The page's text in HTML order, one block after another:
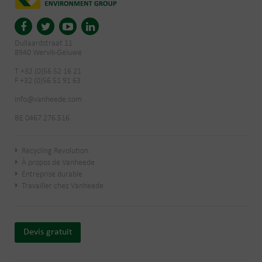
Dullaardstraat 11
8940 Wervik-Geluwe
T +32 (0)56 52 16 21
F +32 (0)56 51 91 63
info@vanheede.com
BE 0467.276.516
Recycling Revolution
À propos de Vanheede
Entreprise durable
Travailler chez Vanheede
Devis gratuit